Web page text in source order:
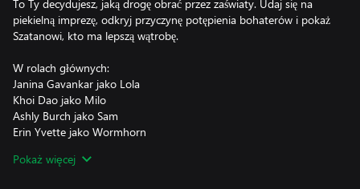
To Ty decydujesz, jaką drogę obrać przez zaświaty. Udaj się na
piekielną imprezę, odkryj przyczynę potępienia bohaterów i pokaż
Szatanowi, kto ma lepszą wątrobę.
W rolach głównych:
Janina Gavankar jako Lola
Khoi Dao jako Milo
Ashly Burch jako Sam
Erin Yvette jako Wormhorn
Pokaż więcej